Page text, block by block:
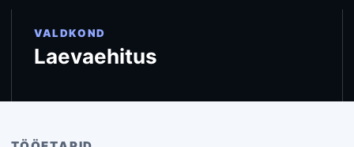
VALDKOND
Laevaehitus